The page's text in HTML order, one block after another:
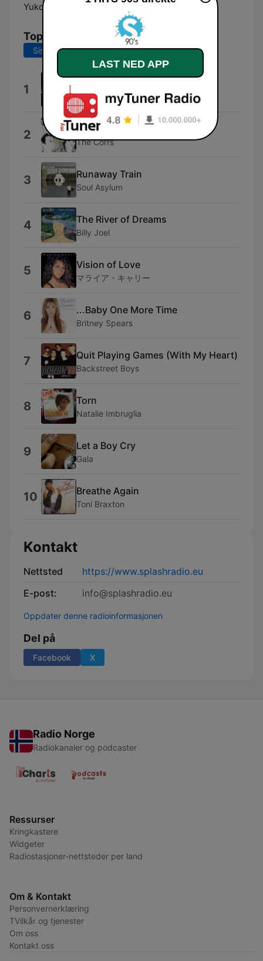
Yukon:
Topplåter
Siste 7 dager Siste 30 dager
1 Puff Daddy
2 Old Town
The Corrs
3 Runaway Train
Soul Asylum
4 The River of Dreams
Billy Joel
5 Vision of Love
マライア・キャリー
6 ...Baby One More Time
Britney Spears
7 Quit Playing Games (With My Heart)
Backstreet Boys
8 Torn
Natalie Imbruglia
9 Let a Boy Cry
Gala
10 Breathe Again
Toni Braxton
Kontakt
Nettsted
https://www.splashradio.eu
E-post:
info@splashradio.eu
Oppdater denne radioinformasjonen
Del på
Facebook X
Radio Norge
Radiokanaler og podcaster
Ressurser
Kringkastere
Widgeter
Radiostasjoner-nettsteder per land
Om & Kontakt
Personvernerklæring
TVilkår og tjenester
Om oss
Kontakt oss
LAST NED APP